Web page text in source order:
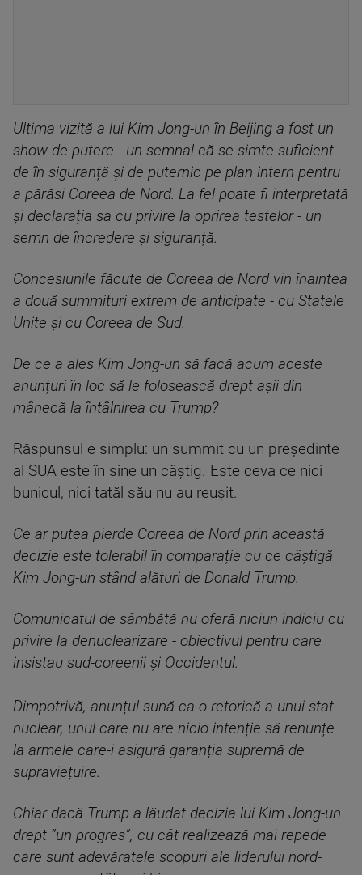
Ultima vizită a lui Kim Jong-un în Beijing a fost un
show de putere - un semnal că se simte suficient
de în siguranță și de puternic pe plan intern pentru
a părăsi Coreea de Nord. La fel poate fi interpretată
și declarația sa cu privire la oprirea testelor - un
semn de încredere și siguranță.
Concesiunile făcute de Coreea de Nord vin înaintea
a două summituri extrem de anticipate - cu Statele
Unite și cu Coreea de Sud.
De ce a ales Kim Jong-un să facă acum aceste
anunțuri în loc să le folosească drept așii din
mânecă la întâlnirea cu Trump?
Răspunsul e simplu: un summit cu un președinte
al SUA este în sine un câștig. Este ceva ce nici
bunicul, nici tatăl său nu au reușit.
Ce ar putea pierde Coreea de Nord prin această
decizie este tolerabil în comparație cu ce câștigă
Kim Jong-un stând alături de Donald Trump.
Comunicatul de sâmbătă nu oferă niciun indiciu cu
privire la denuclearizare - obiectivul pentru care
insistau sud-coreenii și Occidentul.
Dimpotrivă, anunțul sună ca o retorică a unui stat
nuclear, unul care nu are nicio intenție să renunțe
la armele care-i asigură garanția supremă de
supraviețuire.
Chiar dacă Trump a lăudat decizia lui Kim Jong-un
drept ”un progres”, cu cât realizează mai repede
care sunt adevăratele scopuri ale liderului nord-